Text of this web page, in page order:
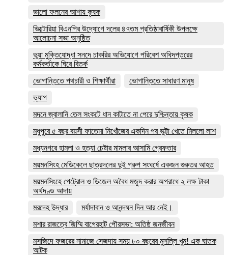
ভালো ফলনের আশায় কৃষক
ভিক্টোরিয়া বিএনপির উদ্যোগে দলের ৪৭তম প্রতিষ্ঠাবার্ষিকী উপলক্ষে
আলোচনা সভা অনুষ্ঠিত
ভুয়া মুক্তিযোদ্ধা সনদে চাকরির অভিযোগে পরিবেশ অধিদপ্তরের
কর্মকর্তাকে ঘিরে বিতর্ক
ভোগান্তিতে পথচারী ও শিক্ষার্থীরা
ভোগান্তিতে সাধারণ মানুষ
ভ্যাপ
মদনে জ্বালানি তেল সংকটে ধান কাটাতে না পেরে দুশ্চিন্তায় কৃষক
মধুপুরে ৫ বছর বয়সী ফাতেমা নিখোঁজের একদিন পর ভুট্টা খেতে মিললো লাশ
মধ্যনগরে হামলা ও হত্যা চেষ্টার মামলার আসামি গ্রেফতার
ময়মনসিংহ মেডিকেলে ছাত্রদলের দুই গ্রুপ সংঘর্ষে একজন গুরুতর আহত
ময়মনসিংহে পেট্রোল ও ডিজেল অবৈধ মজুদ করার অপরাধে ২ লক্ষ টাকা
অর্থদণ্ড আদায়
মরদেহ উদ্ধার
মর্যাদাবান ও আনন্দঘন দিন আর নেই।
মশার রাজত্বে জিম্মি বাগেরহাট পৌরসভা: অতিষ্ঠ জনজীবন
মসজিদে ফজরের নামাজে সেজদায় সময় ৮০ বছরের মুসল্লি খুম! এক ঘাতক
আটক